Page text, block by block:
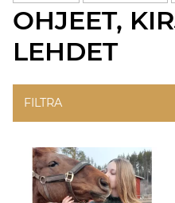
OHJEET,
LEHDET
FILTRA